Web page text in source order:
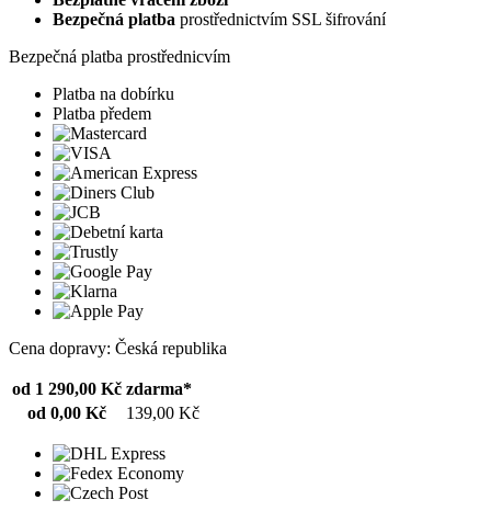
Bezpečná platba prostřednictvím SSL šifrování
Bezpečná platba prostřednicvím
Platba na dobírku
Platba předem
Cena dopravy: Česká republika
od 1 290,00 Kč zdarma*
od 0,00 Kč
139,00 Kč